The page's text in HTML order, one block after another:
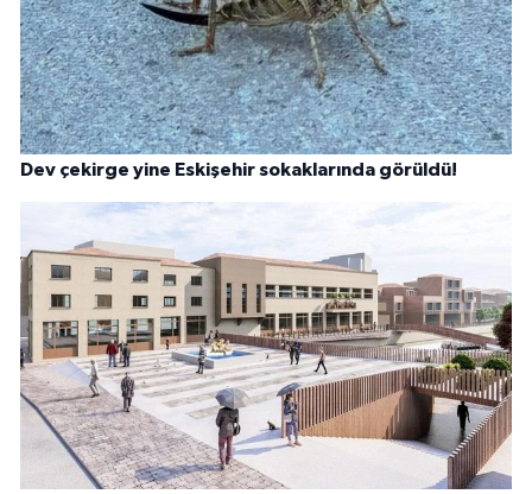
Dev çekirge yine Eskişehir sokaklarında görüldü!